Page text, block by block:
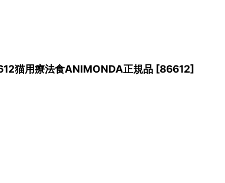
猫用療法食ANIMONDA正規品 [86612]